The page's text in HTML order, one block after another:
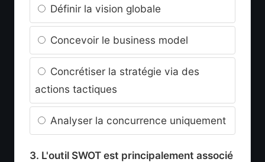
Définir la vision globale
Concevoir le business model
Concrétiser la stratégie via des
actions tactiques
Analyser la concurrence uniquement
3. L'outil SWOT est principalement associé